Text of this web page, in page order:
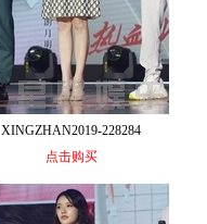
XINGZHAN2019-228284
点击购买